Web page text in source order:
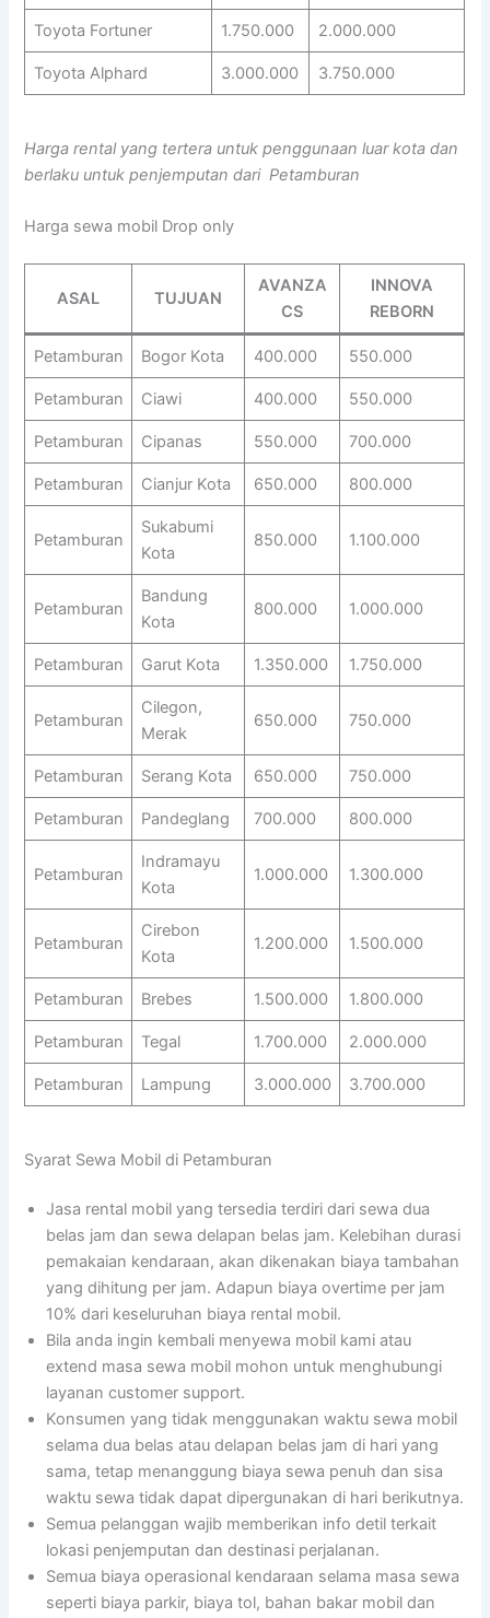
Toyota Fortuner 1.750.000 2.000.000
Toyota Alphard 3.000.000 3.750.000
Harga rental yang tertera untuk penggunaan luar kota dan
berlaku untuk penjemputan dari Petamburan
Harga sewa mobil Drop only
ASAL TUJUAN
AVANZA
CS
INNOVA
REBORN
Petamburan Bogor Kota 400.000 550.000
Petamburan Ciawi 400.000 550.000
Petamburan Cipanas 550.000 700.000
Petamburan Cianjur Kota 650.000 800.000
Petamburan
Sukabumi
Kota
850.000 1.100.000
Petamburan
Bandung
Kota
800.000 1.000.000
Petamburan Garut Kota 1.350.000 1.750.000
Petamburan
Cilegon,
Merak
650.000 750.000
Petamburan Serang Kota 650.000 750.000
Petamburan Pandeglang 700.000 800.000
Petamburan
Indramayu
Kota
1.000.000 1.300.000
Petamburan
Cirebon
Kota
1.200.000 1.500.000
Petamburan Brebes 1.500.000 1.800.000
Petamburan Tegal 1.700.000 2.000.000
Petamburan Lampung 3.000.000 3.700.000
Syarat Sewa Mobil di Petamburan
Jasa rental mobil yang tersedia terdiri dari sewa dua
belas jam dan sewa delapan belas jam. Kelebihan durasi
pemakaian kendaraan, akan dikenakan biaya tambahan
yang dihitung per jam. Adapun biaya overtime per jam
10% dari keseluruhan biaya rental mobil.
Bila anda ingin kembali menyewa mobil kami atau
extend masa sewa mobil mohon untuk menghubungi
layanan customer support.
Konsumen yang tidak menggunakan waktu sewa mobil
selama dua belas atau delapan belas jam di hari yang
sama, tetap menanggung biaya sewa penuh dan sisa
waktu sewa tidak dapat dipergunakan di hari berikutnya.
Semua pelanggan wajib memberikan info detil terkait
lokasi penjemputan dan destinasi perjalanan.
Semua biaya operasional kendaraan selama masa sewa
seperti biaya parkir, biaya tol, bahan bakar mobil dan